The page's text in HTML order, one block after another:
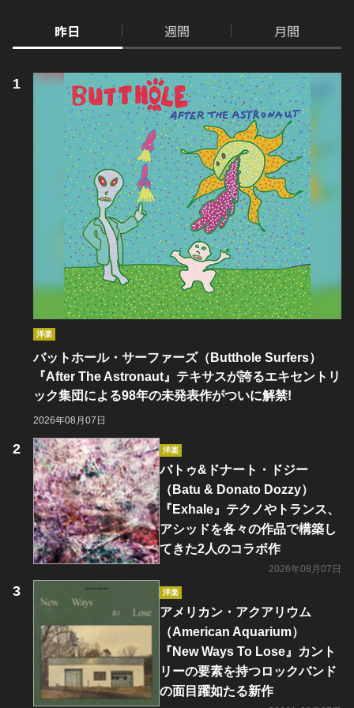
昨日 週間 月間
洋楽
バットホール・サーファーズ（Butthole Surfers）
『After The Astronaut』テキサスが誇るエキセントリ
ック集団による98年の未発表作がついに解禁!
2026年08月07日
洋楽
バトゥ&ドナート・ドジー
（Batu & Donato Dozzy）
『Exhale』テクノやトランス、
アシッドを各々の作品で構築し
てきた2人のコラボ作
2026年08月07日
洋楽
アメリカン・アクアリウム
（American Aquarium）
『New Ways To Lose』カント
リーの要素を持つロックバンド
の面目躍如たる新作